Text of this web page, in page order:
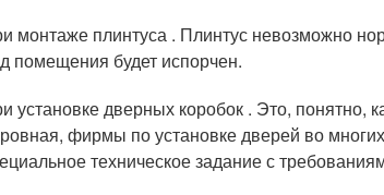
монтаже плинтуса . Плинтус невозможно
помещения будет испорчен.
установке дверных коробок . Это, понятно,
фирмы по установке дверей во
техническое задание с